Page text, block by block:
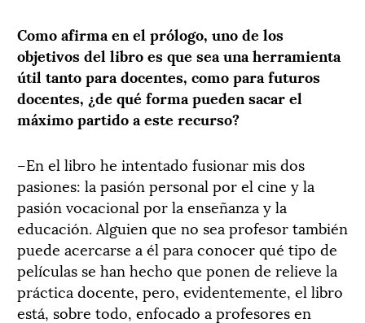
Como afirma en el prólogo, uno de los
objetivos del libro es que sea una herramienta
útil tanto para docentes, como para futuros
docentes, ¿de qué forma pueden sacar el
máximo partido a este recurso?
–En el libro he intentado fusionar mis dos
pasiones: la pasión personal por el cine y la
pasión vocacional por la enseñanza y la
educación. Alguien que no sea profesor también
puede acercarse a él para conocer qué tipo de
películas se han hecho que ponen de relieve la
práctica docente, pero, evidentemente, el libro
está, sobre todo, enfocado a profesores en